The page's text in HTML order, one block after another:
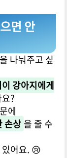
면 안
나눠주고 싶
강아지에게
?
에
손상 을 줄 수
어요. 😢